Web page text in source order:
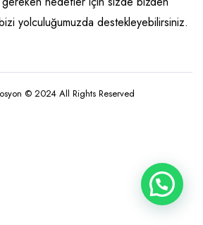
yolculuğumuzda destekleyebilirsiniz.
© 2024 All Rights Reserved